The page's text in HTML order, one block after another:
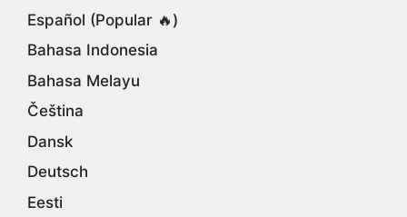
Español (Popular 🔥)
Bahasa Indonesia
Bahasa Melayu
Čeština
Dansk
Deutsch
Eesti